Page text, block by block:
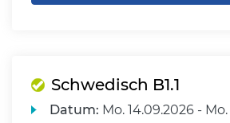
Schwedisch B1.1
Datum: Mo. 14.09.2026 - Mo.